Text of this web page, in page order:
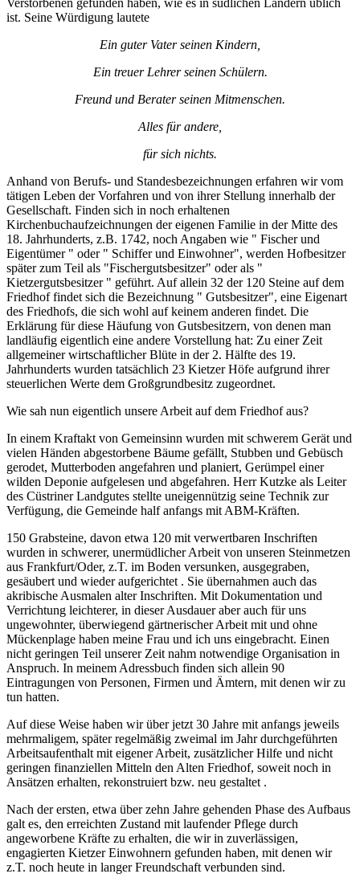
ist. Seine Würdigung lautete
Ein guter Vater seinen Kindern,
Ein treuer Lehrer seinen Schülern.
Freund und Berater seinen Mitmenschen.
Alles für andere,
für sich nichts.
Anhand von Berufs- und Standesbezeichnungen erfahren wir vom
tätigen Leben der Vorfahren und von ihrer Stellung innerhalb der
Gesellschaft. Finden sich in noch erhaltenen
Kirchenbuchaufzeichnungen der eigenen Familie in der Mitte des
18. Jahrhunderts, z.B. 1742, noch Angaben wie " Fischer und
Eigentümer " oder " Schiffer und Einwohner", werden Hofbesitzer
später zum Teil als "Fischergutsbesitzer" oder als "
Kietzergutsbesitzer " geführt. Auf allein 32 der 120 Steine auf dem
Friedhof findet sich die Bezeichnung " Gutsbesitzer", eine Eigenart
des Friedhofs, die sich wohl auf keinem anderen findet. Die
Erklärung für diese Häufung von Gutsbesitzern, von denen man
landläufig eigentlich eine andere Vorstellung hat: Zu einer Zeit
allgemeiner wirtschaftlicher Blüte in der 2. Hälfte des 19.
Jahrhunderts wurden tatsächlich 23 Kietzer Höfe aufgrund ihrer
steuerlichen Werte dem Großgrundbesitz zugeordnet.
Wie sah nun eigentlich unsere Arbeit auf dem Friedhof aus?
In einem Kraftakt von Gemeinsinn wurden mit schwerem Gerät und
vielen Händen abgestorbene Bäume gefällt, Stubben und Gebüsch
gerodet, Mutterboden angefahren und planiert, Gerümpel einer
wilden Deponie aufgelesen und abgefahren. Herr Kutzke als Leiter
des Cüstriner Landgutes stellte uneigennützig seine Technik zur
Verfügung, die Gemeinde half anfangs mit ABM-Kräften.
150 Grabsteine, davon etwa 120 mit verwertbaren Inschriften
wurden in schwerer, unermüdlicher Arbeit von unseren Steinmetzen
aus Frankfurt/Oder, z.T. im Boden versunken, ausgegraben,
gesäubert und wieder aufgerichtet . Sie übernahmen auch das
akribische Ausmalen alter Inschriften. Mit Dokumentation und
Verrichtung leichterer, in dieser Ausdauer aber auch für uns
ungewohnter, überwiegend gärtnerischer Arbeit mit und ohne
Mückenplage haben meine Frau und ich uns eingebracht. Einen
nicht geringen Teil unserer Zeit nahm notwendige Organisation in
Anspruch. In meinem Adressbuch finden sich allein 90
Eintragungen von Personen, Firmen und Ämtern, mit denen wir zu
tun hatten.
Auf diese Weise haben wir über jetzt 30 Jahre mit anfangs jeweils
mehrmaligem, später regelmäßig zweimal im Jahr durchgeführten
Arbeitsaufenthalt mit eigener Arbeit, zusätzlicher Hilfe und nicht
geringen finanziellen Mitteln den Alten Friedhof, soweit noch in
Ansätzen erhalten, rekonstruiert bzw. neu gestaltet .
Nach der ersten, etwa über zehn Jahre gehenden Phase des Aufbaus
galt es, den erreichten Zustand mit laufender Pflege durch
angeworbene Kräfte zu erhalten, die wir in zuverlässigen,
engagierten Kietzer Einwohnern gefunden haben, mit denen wir
z.T. noch heute in langer Freundschaft verbunden sind.